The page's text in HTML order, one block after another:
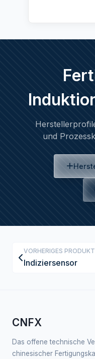
und
VORHERIGES PRODUKT
Indiziersensor
CNFX
Das offene technische
chinesischer